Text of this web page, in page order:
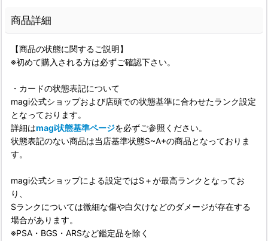
商品詳細
【商品の状態に関するご説明】
※初めて購入される方は必ずご確認下さい。
・カードの状態表記について
magi公式ショップおよび店頭での状態基準に合わせたランク設定
となっております。
詳細はmagi状態基準ページを必ずご参照ください。
状態表記のない商品は当店基準状態S~A+の商品となっておりま
す。
magi公式ショップによる設定ではS＋が最高ランクとなってお
り、
Sランクについては微細な傷や白欠けなどのダメージが存在する
場合があります。
※PSA・BGS・ARSなど鑑定品を除く